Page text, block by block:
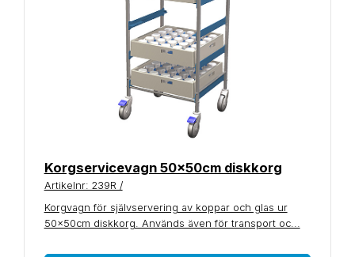
Korgservicevagn 50x50cm diskkorg
Artikelnr: 239R /
Korgvagn för självservering av koppar och glas ur
50x50cm diskkorg. Används även för transport oc...